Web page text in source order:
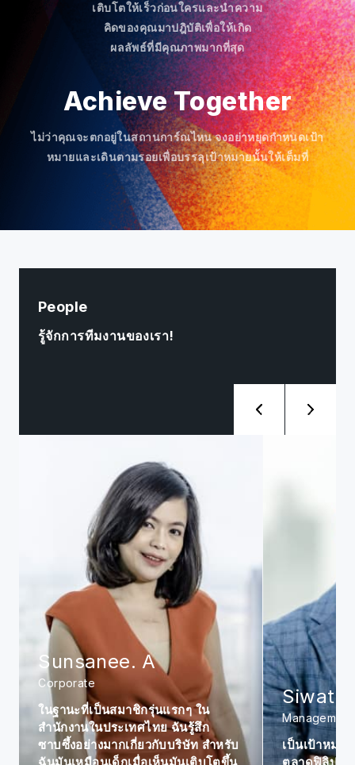
เติบโตให้เร็วก่อนใครและนำความ
คิดของคุณมาปฎิบัติเพื่อให้เกิด
ผลลัพธ์ที่มีคุณภาพมากที่สุด
Achieve Together
ไม่ว่าคุณจะตกอยู่ในสถานการ์ณไหน จงอย่าหยุดกำหนดเป้า
หมายและเดินตามรอยเพื่อบรรลุเป้าหมายนั้นให้เต็มที่
People
รู้จักการทีมงานของเรา!
Sunsanee. A
Corporate
ในฐานะที่เป็นสมาชิกรุ่นแรกๆ ใน
สำนักงานในประเทศไทย ฉันรู้สึก
ซาบซึ้งอย่างมากเกี่ยวกับบริษัท สำหรับ
Siwat.
Management
เป็นเป้าหมา